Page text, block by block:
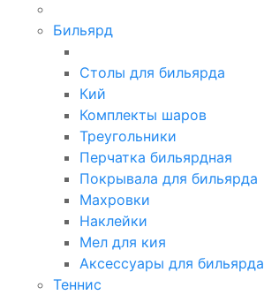
Бильярд
Столы для бильярда
Кий
Комплекты шаров
Треугольники
Перчатка бильярдная
Покрывала для бильярда
Махровки
Наклейки
Мел для кия
Аксессуары для бильярда
Теннис